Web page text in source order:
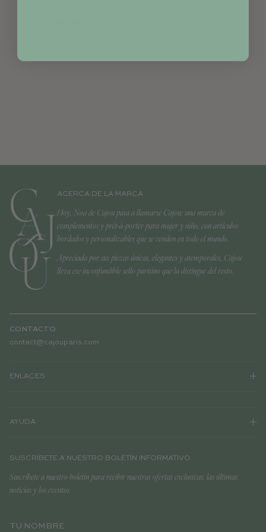
ACERCA DE LA MARCA
Hoy, Noa de Cajou pasa a llamarse Cajou: una marca de
complementos y prêt-à-porter para mujer y niño, con artículos
bordados y personalizables que se venden en todo el mundo.
Apreciada por sus piezas únicas, elegantes y atemporales, Cajou
lleva ese inconfundible sello parisino que la distingue del resto.
CONTACTO
contact@cajouparis.com
ENLACES
AYUDA
SUSCRÍBETE A NUESTRO BOLETÍN INFORMATIVO
Suscríbete a nuestro boletín para recibir nuestras ofertas exclusivas, las últimas
noticias y los eventos